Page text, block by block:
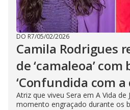
DO R7/05/02/2026
Camila Rodrigues
de ‘camaleoa’
‘Confundida com a
Atriz que viveu Sera em A Vida
momento engraçado durante os